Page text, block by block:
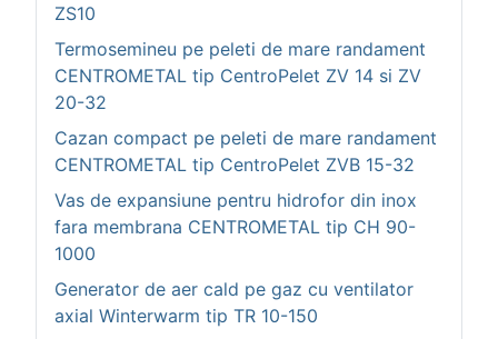
ZS10
Termosemineu pe peleti de mare randament
CENTROMETAL tip CentroPelet ZV 14 si ZV
20-32
Cazan compact pe peleti de mare randament
CENTROMETAL tip CentroPelet ZVB 15-32
Vas de expansiune pentru hidrofor din inox
fara membrana CENTROMETAL tip CH 90-
1000
Generator de aer cald pe gaz cu ventilator
axial Winterwarm tip TR 10-150